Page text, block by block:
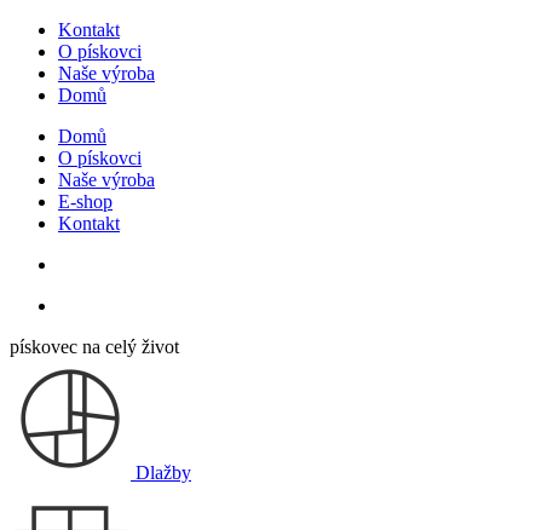
Kontakt
O pískovci
Naše výroba
Domů
Domů
O pískovci
Naše výroba
E-shop
Kontakt
pískovec na celý život
Dlažby